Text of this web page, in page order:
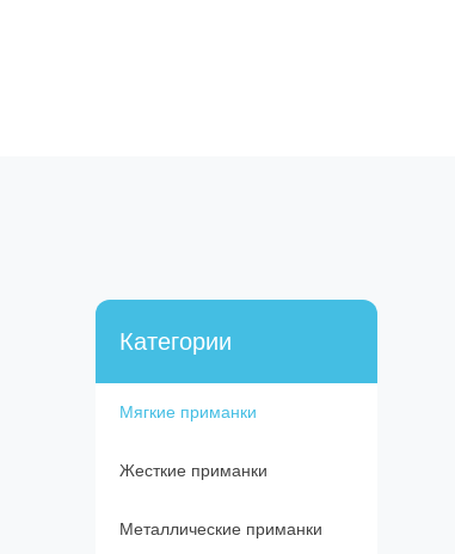
Категории
Мягкие приманки
Жесткие приманки
Металлические приманки